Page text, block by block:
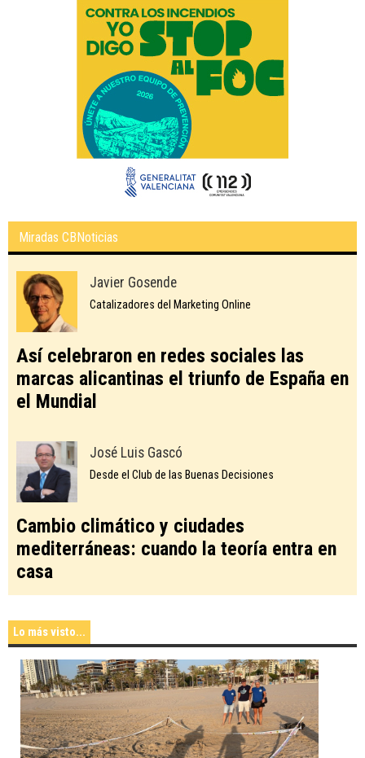
Miradas CBNoticias
Javier Gosende
Catalizadores del Marketing Online
Así celebraron en redes sociales las
marcas alicantinas el triunfo de España en
el Mundial
José Luis Gascó
Desde el Club de las Buenas Decisiones
Cambio climático y ciudades
mediterráneas: cuando la teoría entra en
casa
Lo más visto...